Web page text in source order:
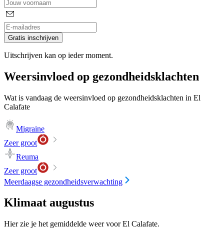
Gratis inschrijven
Uitschrijven kan op ieder moment.
Weersinvloed op gezondheidsklachten
Wat is vandaag de weersinvloed op gezondheidsklachten in El
Calafate
Migraine
Zeer groot
Reuma
Zeer groot
Meerdaagse gezondheidsverwachting
Klimaat augustus
Hier zie je het gemiddelde weer voor El Calafate.